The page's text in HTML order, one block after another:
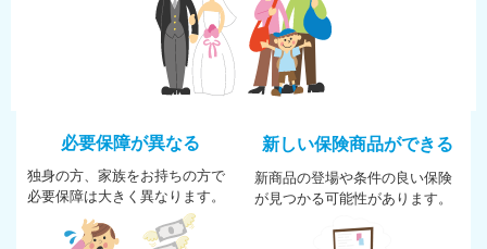
必要保障が異なる
独身の方、家族をお持ちの方で
必要保障は大きく異なります。
新しい保険商品ができる
新商品の登場や条件の良い保険
が見つかる可能性があります。